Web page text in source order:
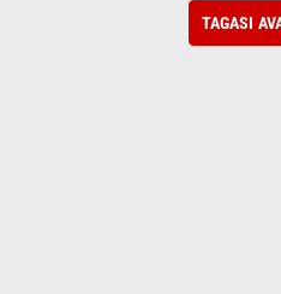
TAGASI